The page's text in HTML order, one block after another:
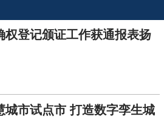
权登记颁证工作获通报表扬
城市试点市 打造数字孪生城